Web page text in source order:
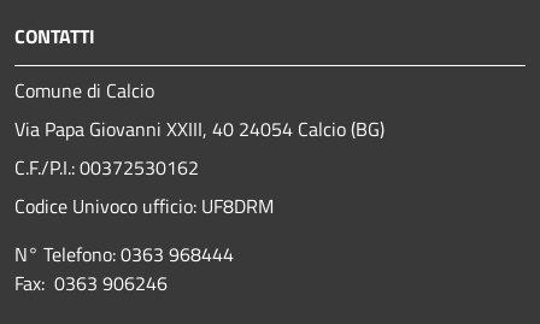
CONTATTI
Comune di Calcio
Via Papa Giovanni XXIII, 40 24054 Calcio (BG)
C.F./P.I.: 00372530162
Codice Univoco ufficio: UF8DRM
N° Telefono: 0363 968444
Fax: 0363 906246